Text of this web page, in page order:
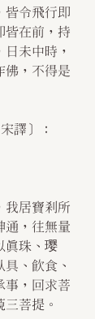
皆令飛行即
皆在前，持
未中時，
佛，不得是
譯〕：
我居寶剎所
通，往無量
真珠、璎
、飲食、
事，回求菩
菩提。